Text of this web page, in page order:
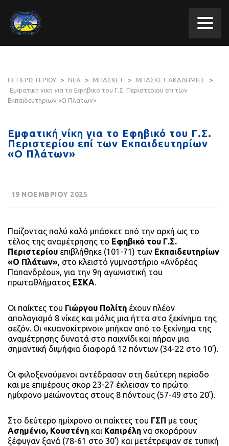
ΓΣ ΠΕΡΙΣΤΕΡΙΟΥ > ΝΕΑ > ΜΠΑΣΚΕΤ > ΜΠΑΣΚΕΤ ΑΚΑΔΗΜΙΕΣ
>
Εμφατικη νικη για το Εφηβικο του Γ.Σ. Περιστεριου επι των
Εκπαιδευτηριων «Ο Πλατων»
Εμφατική νίκη για το Εφηβικό του Γ.Σ.
Περιστερίου επί των Εκπαιδευτηρίων
«Ο Πλάτων»
19 ΝΟΕΜΒΡΙΟΥ 2025
Παίζοντας πολύ καλό μπάσκετ από την αρχή ως το
τέλος της αναμέτρησης το Εφηβικό του Γ.Σ.
Περιστερίου επιβλήθηκε (101-71) των Εκπαιδευτηρίων
«Ο Πλάτων», στο κλειστό γυμναστήριο «Ανδρέας
Παπανδρέου», για την 9η αγωνιστική του
πρωταθλήματος ΕΣΚΑ.
Οι παίκτες του Γιώργου Πολίτη έχουν πλέον
απολογισμό 8 νίκες και μόλις μια ήττα στο ξεκίνημα της
σεζόν. Οι «κυανοκίτρινοι» μπήκαν από το ξεκίνημα της
αναμέτρησης δυνατά στο παιχνίδι και πήραν μια
σημαντική διψήφια διαφορά 12 πόντων (34-22 στο 10’).
Οι φιλοξενούμενοι αντέδρασαν στη δεύτερη περίοδο
και με επιμέρους σκορ 23-27 έκλεισαν το πρώτο
ημίχρονο μειώνοντας στους 8 πόντους (57-49 στο 20’).
Στο δεύτερο ημίχρονο οι παίκτες του ΓΣΠ με τους
Ασημένιο, Κουστένη και Καπιρέλη να σκοράρουν
ξέφυγαν ξανά (78-61 στο 30’) και μετέτρεψαν σε τυπική